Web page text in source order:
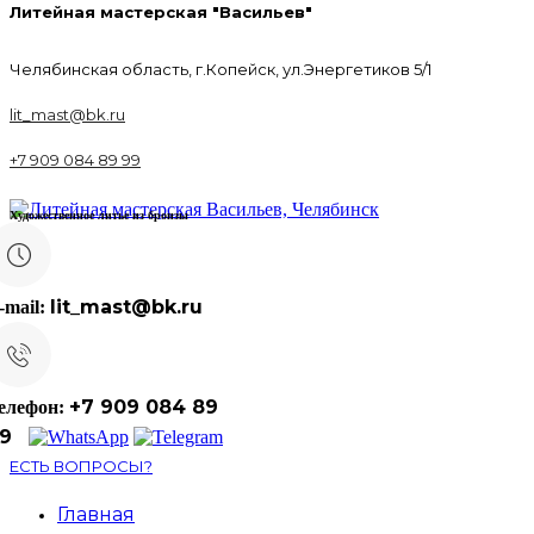
Литейная мастерская "Васильев"
Челябинская область, г.Копейск, ул.Энергетиков 5/1
lit_mast@bk.ru
+7 909 084 89 99
Художественное литье из бронзы
mail: lit_mast@bk.ru
+7 909 084 89
ЕСТЬ ВОПРОСЫ?
Главная